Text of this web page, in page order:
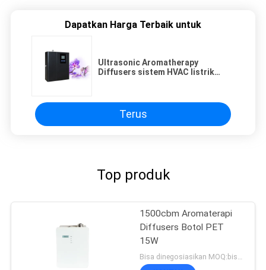
Dapatkan Harga Terbaik untuk
Ultrasonic Aromatherapy
Diffusers sistem HVAC listrik
Terus
Top produk
1500cbm Aromaterapi
Diffusers Botol PET
15W
Bisa dinegosiasikan MOQ:bisa dinegosiasikan